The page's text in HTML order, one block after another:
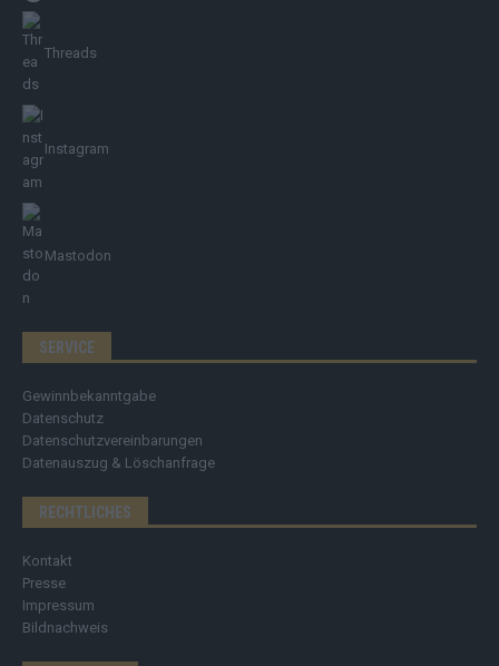
Threads
Instagram
Mastodon
SERVICE
Gewinnbekanntgabe
Datenschutz
Datenschutzvereinbarungen
Datenauszug & Löschanfrage
RECHTLICHES
Kontakt
Presse
Impressum
Bildnachweis